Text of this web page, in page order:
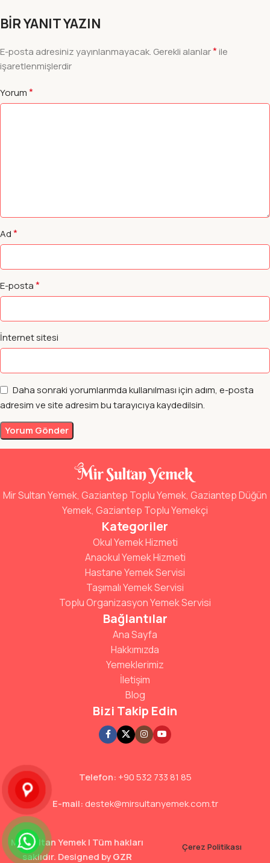
BIR YANIT YAZIN
E-posta adresiniz yayınlanmayacak. Gerekli alanlar*ile
işaretlenmişlerdir
Yorum*
Ad*
E-posta*
İnternet sitesi
Daha sonraki yorumlarımda kullanılması için adım, e-posta
adresim ve site adresim bu tarayıcıya kaydedilsin.
Mir Sultan Yemek, Gaziantep Toplu Yemek, Gaziantep Düğün
Yemek, Gaziantep Toplu Yemekçi
Kategoriler
Okul Yemek Hizmeti
Anaokul Yemek Hizmeti
Hastane Yemek Servisi
Taşımalı Yemek Servisi
Toplu Organizasyon Yemek Servisi
Bağlantılar
Ana Sayfa
Hakkımızda
Yemeklerimiz
İletişim
Blog
Bizi Takip Edin
Telefon: +90 532 733 81 85
E-mail: destek@mirsultanyemek.com.tr
Mir Sultan Yemek | Tüm hakları
saklıdır. Designed byGZR
Çerez Politikası